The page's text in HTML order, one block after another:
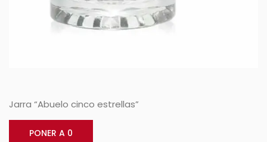
Jarra “Abuelo cinco estrellas”
PONER A 0